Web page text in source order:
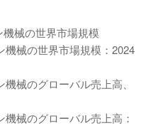
械の世界市場規模
機械の世界市場規模：2024
械のグローバル売上高、
械のグローバル売上高：